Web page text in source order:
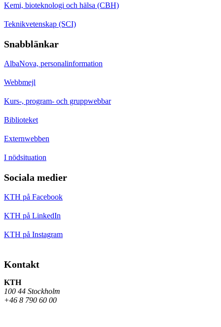
Kemi, bioteknologi och hälsa (CBH)
Teknikvetenskap (SCI)
Snabblänkar
AlbaNova, personalinformation
Webbmejl
Kurs-, program- och gruppwebbar
Biblioteket
Externwebben
I nödsituation
Sociala medier
KTH på Facebook
KTH på LinkedIn
KTH på Instagram
Kontakt
KTH
100 44 Stockholm
+46 8 790 60 00